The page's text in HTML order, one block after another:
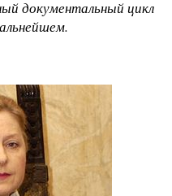
документальный цикл